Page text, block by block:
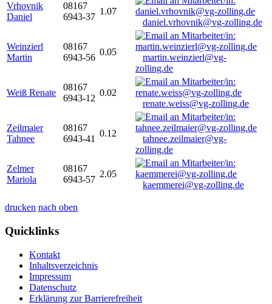
Vrhovnik
Daniel
08167
6943-37
1.07
daniel.vrhovnik@vg-zolling.de
Weinzierl
Martin
08167
6943-56
0.05
martin.weinzierl@vg-
zolling.de
Weiß Renate
08167
6943-12
0.02
renate.weiss@vg-zolling.de
Zeilmaier
Tahnee
08167
6943-41
0.12
tahnee.zeilmaier@vg-
zolling.de
Zelmer
Mariola
08167
6943-57
2.05
kaemmerei@vg-zolling.de
drucken nach oben
Quicklinks
Kontakt
Inhaltsverzeichnis
Impressum
Datenschutz
Erklärung zur Barrierefreiheit